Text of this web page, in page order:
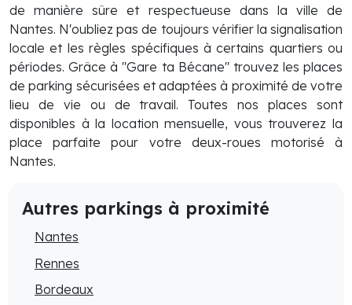
de manière sûre et respectueuse dans la ville de
Nantes. N'oubliez pas de toujours vérifier la signalisation
locale et les règles spécifiques à certains quartiers ou
périodes. Grâce à "Gare ta Bécane" trouvez les places
de parking sécurisées et adaptées à proximité de votre
lieu de vie ou de travail. Toutes nos places sont
disponibles à la location mensuelle, vous trouverez la
place parfaite pour votre deux-roues motorisé à
Nantes.
Autres parkings à proximité
Nantes
Rennes
Bordeaux